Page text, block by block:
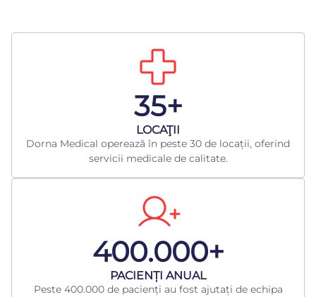
35+
LOCAŢII
Dorna Medical operează în peste 30 de locații, oferind
servicii medicale de calitate.
400.000+
​PACIENȚI ANUAL
Peste 400.000 de pacienți au fost ajutați de echipa